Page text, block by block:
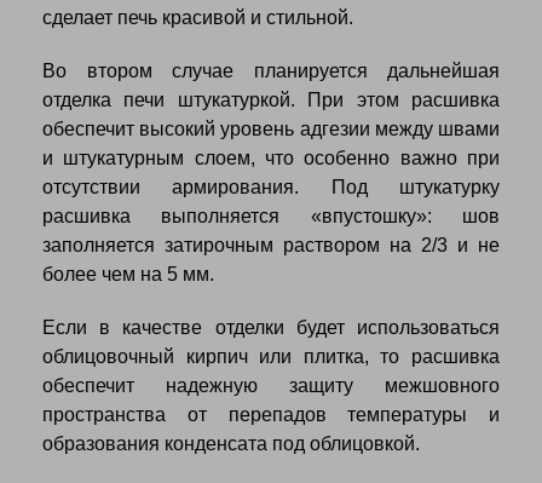
сделает печь красивой и стильной.
Во втором случае планируется дальнейшая
отделка печи штукатуркой. При этом расшивка
обеспечит высокий уровень адгезии между швами
и штукатурным слоем, что особенно важно при
отсутствии армирования. Под штукатурку
расшивка выполняется «впустошку»: шов
заполняется затирочным раствором на 2/3 и не
более чем на 5 мм.
Если в качестве отделки будет использоваться
облицовочный кирпич или плитка, то расшивка
обеспечит надежную защиту межшовного
пространства от перепадов температуры и
образования конденсата под облицовкой.